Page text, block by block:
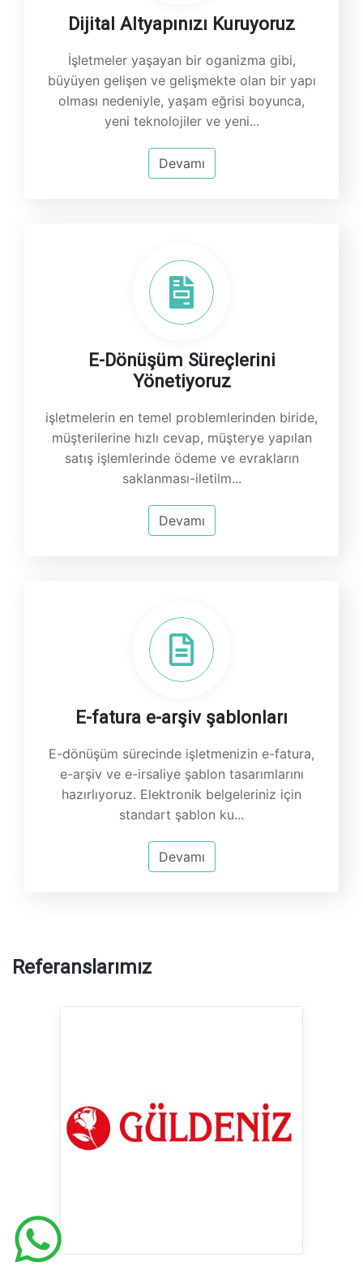
Dijital Altyapınızı Kuruyoruz
İşletmeler yaşayan bir oganizma gibi,
büyüyen gelişen ve gelişmekte olan bir yapı
olması nedeniyle, yaşam eğrisi boyunca,
yeni teknolojiler ve yeni...
Devamı
E-Dönüşüm Süreçlerini
Yönetiyoruz
işletmelerin en temel problemlerinden biride,
müşterilerine hızlı cevap, müşterye yapılan
satış işlemlerinde ödeme ve evrakların
saklanması-iletilm...
Devamı
E-fatura e-arşiv şablonları
E-dönüşüm sürecinde işletmenizin e-fatura,
e-arşiv ve e-irsaliye şablon tasarımlarını
hazırlıyoruz. Elektronik belgeleriniz için
standart şablon ku...
Devamı
Referanslarımız